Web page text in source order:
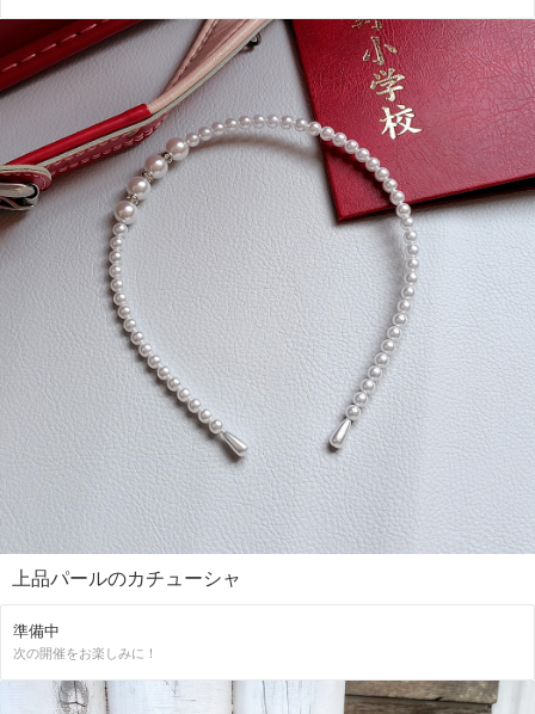
上品パールのカチューシャ
準備中
次の開催をお楽しみに！